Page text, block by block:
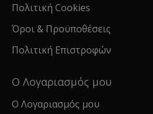
Πολιτική Cookies
Όροι & Προϋποθέσεις
Πολιτική Επιστροφών
Ο Λογαριασμός μου
Ο Λογαριασμός μου